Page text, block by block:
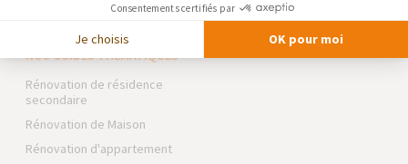
Mentions légales
NOS GUIDES THÉMATIQUES
Rénovation de résidence
secondaire
Rénovation de Maison
Rénovation d'appartement
Consentements certifiés par
Je choisis OK pour moi